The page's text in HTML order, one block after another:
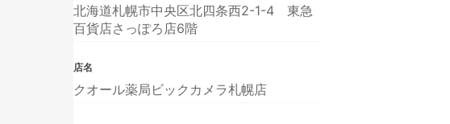
北海道札幌市中央区北四条西2-1-4 東急
百貨店さっぽろ店6階
店名
クオール薬局ビックカメラ札幌店